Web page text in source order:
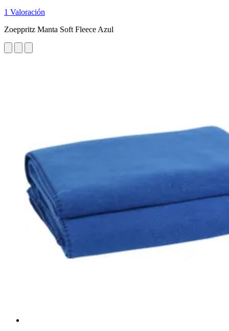
1 Valoración
Zoeppritz Manta Soft Fleece Azul